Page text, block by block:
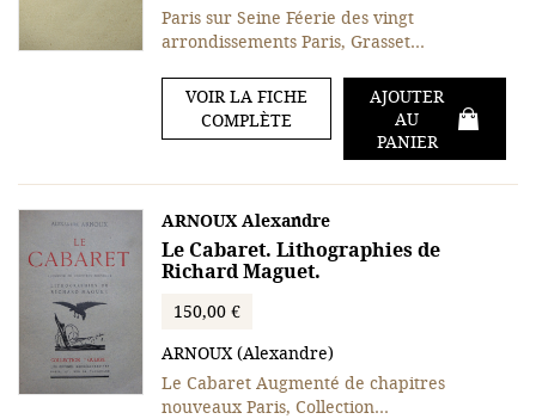
Paris sur Seine Féerie des vingt
arrondissements Paris, Grasset…
VOIR LA FICHE
COMPLÈTE
AJOUTER
AU
PANIER
ARNOUX Alexandre
Le Cabaret. Lithographies de
Richard Maguet.
150,00 €
ARNOUX (Alexandre)
Le Cabaret Augmenté de chapitres
nouveaux Paris, Collection…